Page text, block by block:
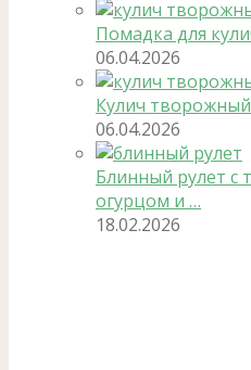
Помадка для
06.04.2026
Кулич
06.04.2026
Блинный рулет
огурцом и …
18.02.2026